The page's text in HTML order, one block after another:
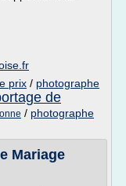
prix / photographe
de
/ photographe
Mariage